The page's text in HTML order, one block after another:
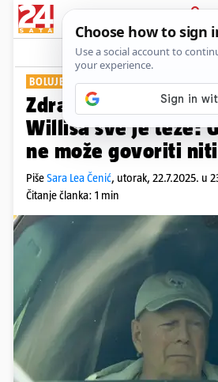
PRIJAVA
Show
BOLUJE OD DEMENCIJE
Zdravstveno stanje
Willisa sve je teže:
ne može govoriti
PišeSara Lea Čenić, utorak, 22.7.2025. u
Čitanje članka: 1 min